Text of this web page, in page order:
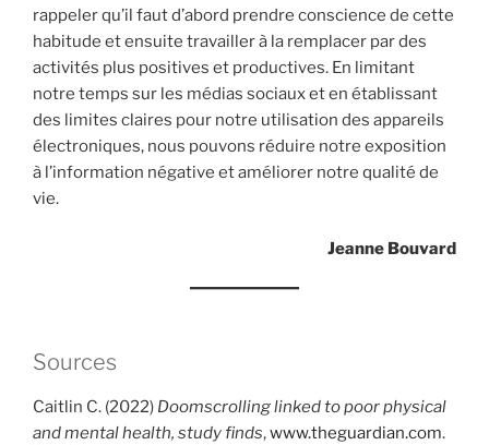
rappeler qu’il faut d’abord prendre conscience de cette
habitude et ensuite travailler à la remplacer par des
activités plus positives et productives. En limitant
notre temps sur les médias sociaux et en établissant
des limites claires pour notre utilisation des appareils
électroniques, nous pouvons réduire notre exposition
à l’information négative et améliorer notre qualité de
vie.
Jeanne Bouvard
Sources
Caitlin C. (2022) Doomscrolling linked to poor physical
and mental health, study finds,www.theguardian.com.